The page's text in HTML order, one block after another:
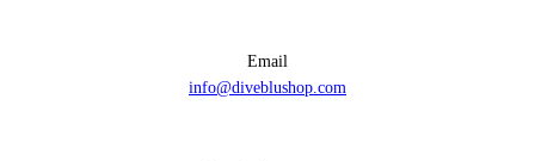
Email
info@diveblushop.com